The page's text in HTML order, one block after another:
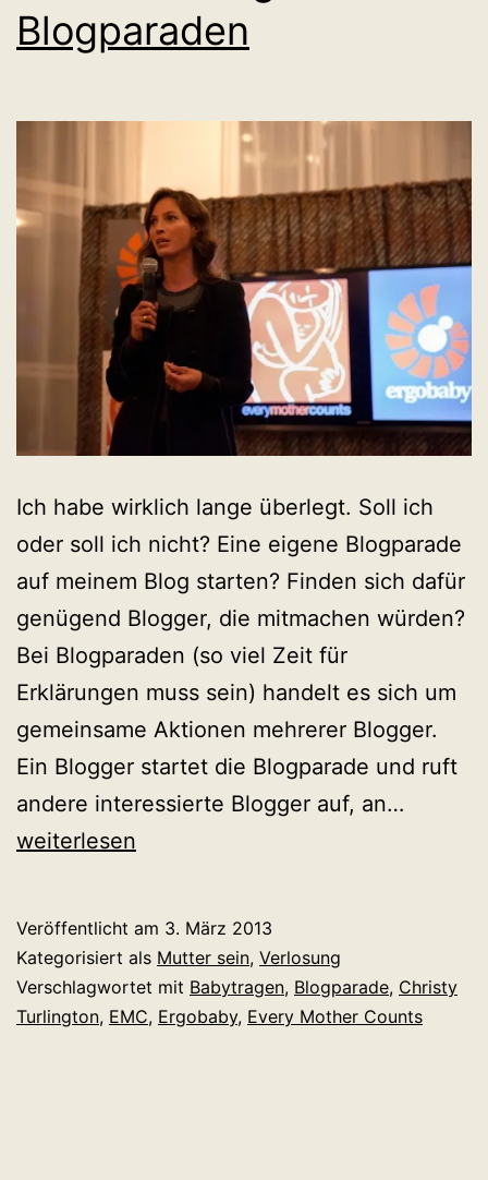
Blogparaden
Ich habe wirklich lange überlegt. Soll ich
oder soll ich nicht? Eine eigene Blogparade
auf meinem Blog starten? Finden sich dafür
genügend Blogger, die mitmachen würden?
Bei Blogparaden (so viel Zeit für
Erklärungen muss sein) handelt es sich um
gemeinsame Aktionen mehrerer Blogger.
Ein Blogger startet die Blogparade und ruft
andere interessierte Blogger auf, an…
weiterlesen
Veröffentlicht am 3. März 2013
Kategorisiert als Mutter sein, Verlosung
Verschlagwortet mit Babytragen, Blogparade, Christy
Turlington, EMC, Ergobaby, Every Mother Counts